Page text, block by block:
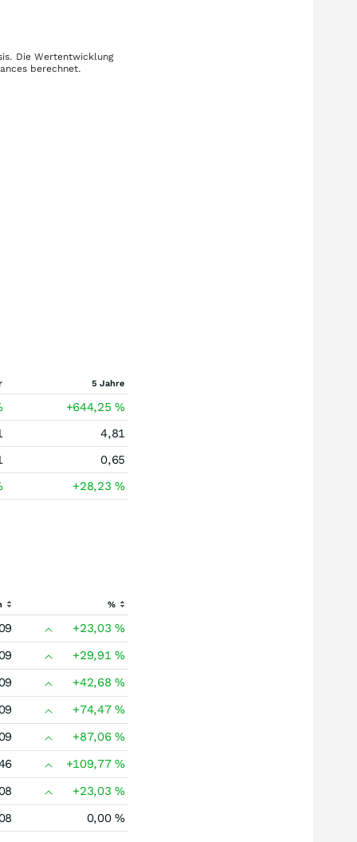
Die Wertentwicklung
berechnet.
5 Jahre
+644,25%
4,81
0,65
+28,23%
%
+23,03%
+29,91%
+42,68%
+74,47%
+87,06%
+109,77%
+23,03%
0,00%